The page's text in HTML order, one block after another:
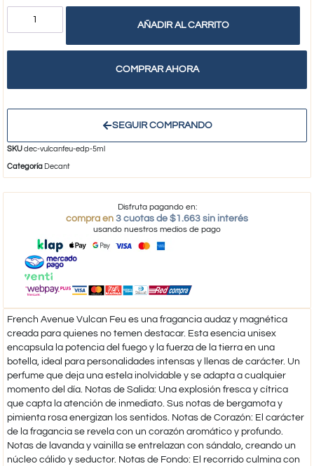
AÑADIR AL CARRITO
COMPRAR AHORA
SEGUIR COMPRANDO
SKUdec-vulcanfeu-edp-5ml
Categoría Decant
Disfruta pagando en:
compra en 3 cuotas de $1.663 sin interés
usando nuestros medios de pago
French Avenue Vulcan Feu es una fragancia audaz y magnética
creada para quienes no temen destacar. Esta esencia unisex
encapsula la potencia del fuego y la fuerza de la tierra en una
botella, ideal para personalidades intensas y llenas de carácter. Un
perfume que deja una estela inolvidable y se adapta a cualquier
momento del día. Notas de Salida: Una explosión fresca y cítrica
que capta la atención de inmediato. Sus notas de bergamota y
pimienta rosa energizan los sentidos. Notas de Corazón: El carácter
de la fragancia se revela con un corazón aromático y profundo.
Notas de lavanda y vainilla se entrelazan con sándalo, creando un
núcleo cálido y seductor. Notas de Fondo: El recorrido culmina con